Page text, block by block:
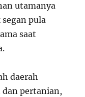
utamanya
pula
saat
daerah
pertanian,